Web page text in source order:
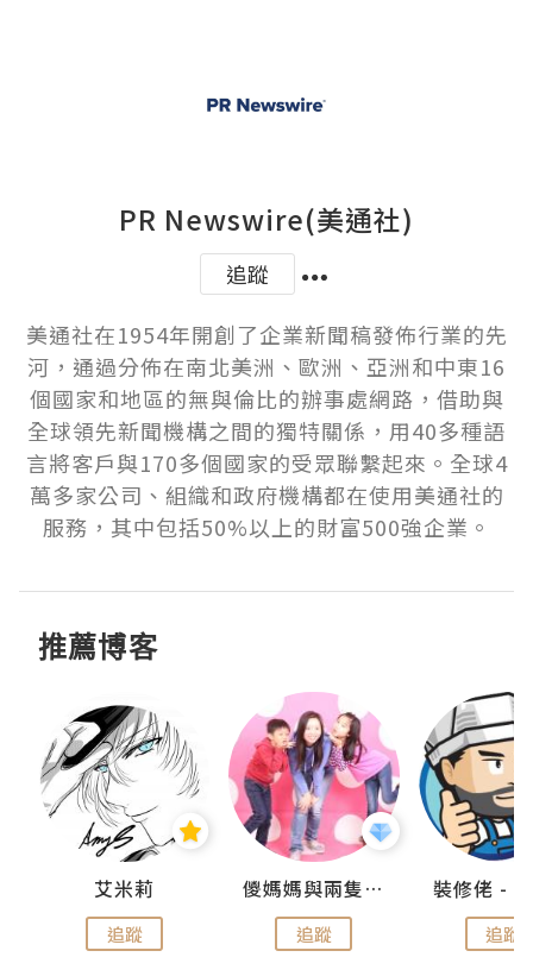
PR Newswire(美通社)
追蹤
美通社在1954年開創了企業新聞稿發佈行業的先
河，通過分佈在南北美洲、歐洲、亞洲和中東16
個國家和地區的無與倫比的辦事處網路，借助與
全球領先新聞機構之間的獨特關係，用40多種語
言將客戶與170多個國家的受眾聯繫起來。全球4
萬多家公司、組織和政府機構都在使用美通社的
服務，其中包括50%以上的財富500強企業。
推薦博客
艾米莉
追蹤
儍媽媽與兩隻小魔怪之家
追蹤 追蹤